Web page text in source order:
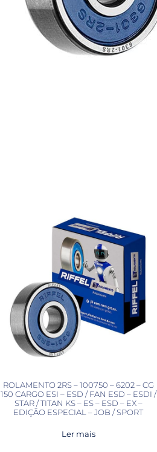
ROLAMENTO 2RS – 100750 – 6202 – CG
150 CARGO ESI – ESD / FAN ESD – ESDI /
STAR / TITAN KS – ES – ESD – EX –
EDIÇÃO ESPECIAL – JOB / SPORT
Ler mais